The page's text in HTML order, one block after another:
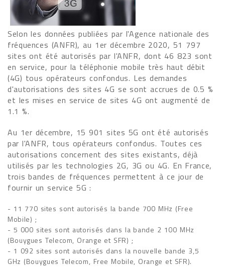
Selon les données publiées par l'Agence nationale des
fréquences (ANFR), au 1er décembre 2020, 51 797
sites ont été autorisés par l'ANFR, dont 46 823 sont
en service, pour la téléphonie mobile très haut débit
(4G) tous opérateurs confondus. Les demandes
d'autorisations des sites 4G se sont accrues de 0.5 %
et les mises en service de sites 4G ont augmenté de
1.1 %.
Au 1er décembre, 15 901 sites 5G ont été autorisés
par l'ANFR, tous opérateurs confondus. Toutes ces
autorisations concernent des sites existants, déjà
utilisés par les technologies 2G, 3G ou 4G. En France,
trois bandes de fréquences permettent à ce jour de
fournir un service 5G :
- 11 770 sites sont autorisés la bande 700 MHz (Free
Mobile) ;
- 5 000 sites sont autorisés dans la bande 2 100 MHz
(Bouygues Telecom, Orange et SFR) ;
- 1 092 sites sont autorisés dans la nouvelle bande 3,5
GHz (Bouygues Telecom, Free Mobile, Orange et SFR).